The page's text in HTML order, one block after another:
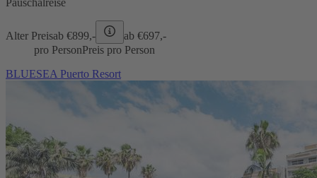
Alter Preisab €899,- ab €697,-
pro PersonPreis pro Person
BLUESEA Puerto Resort